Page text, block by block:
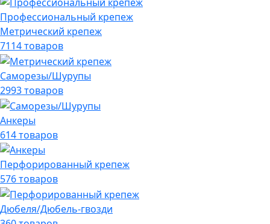
Профессиональный крепеж
Метрический крепеж
7114 товаров
Саморезы/Шурупы
2993 товаров
Анкеры
614 товаров
Перфорированный крепеж
576 товаров
Дюбеля/Дюбель-гвозди